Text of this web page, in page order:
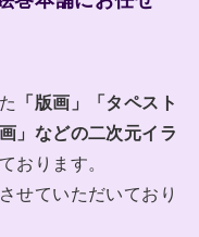
「版画」「タペスト
」などの二次元イラ
おります。
せていただいており